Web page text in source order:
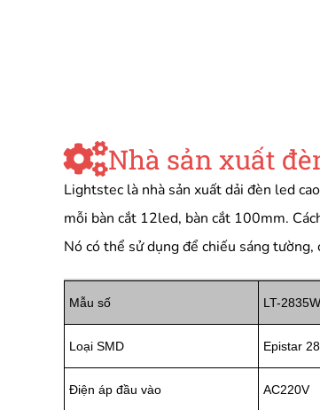
Nhà sản xuất
Lightstec là nhà sản xuất dải đèn led
mỗi bàn cắt 12led, bàn cắt 100mm.
Nó có thể sử dụng để chiếu sáng
Mẫu số LT-
Loại SMD Epistar
Điện áp đầu vào AC220V